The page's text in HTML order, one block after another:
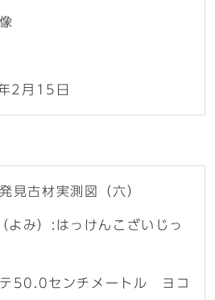
2月15日
見古材実測図（六）
よみ）:はっけんこざいじっ
50.0センチメートル ヨコ